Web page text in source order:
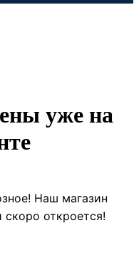
уже на
Наш магазин
скоро откроется!